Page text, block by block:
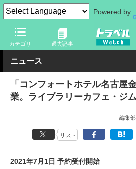
Powered by
カテゴリ 過去記事
トラベル Watch 旅の情報 ホテル・旅
ニュース
「コンフォートホテル名古屋
業。ライブラリーカフェ・ジ
編集
リスト
2021年7月1日 予約受付開始